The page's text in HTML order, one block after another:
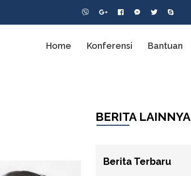
Home Konferensi Bantuan
BERITA LAINNYA
Berita Terbaru